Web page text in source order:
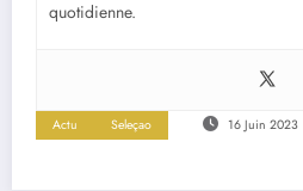
quotidienne.
Actu Seleçao 16 Juin 2023